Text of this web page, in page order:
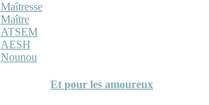
Maîtresse
Maître
ATSEM
AESH
Nounou
Et pour les amoureux